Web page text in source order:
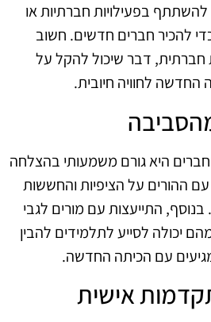
בפעילויות חברתיות או
להכיר חברים חדשים. חשוב
חברתית, דבר שיכול להקל על
לחוויה חיובית.
היא גורם משמעותי בהצלחה
ההורים על הציפיות והחששות
התייעצות עם מורים לגבי
יכולה לסייע לתלמידים להבין
עם הכיתה החדשה.
אישית